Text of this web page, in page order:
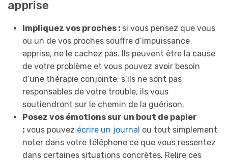
apprise
Impliquez vos proches : si vous pensez que vous
ou un de vos proches souffre d’impuissance
apprise, ne le cachez pas. Ils peuvent être la cause
de votre problème et vous pouvez avoir besoin
d’une thérapie conjointe; s’ils ne sont pas
responsables de votre trouble, ils vous
soutiendront sur le chemin de la guérison.
Posez vos émotions sur un bout de papier
: vous pouvez écrire un journal ou tout simplement
noter dans votre téléphone ce que vous ressentez
dans certaines situations concrètes. Relire ces